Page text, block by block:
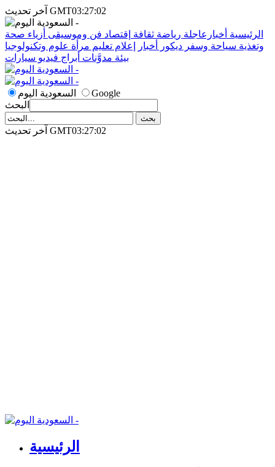
آخر تحديث GMT03:27:02
الرئيسية أخبارعاجلة رياضة ثقافة إقتصاد فن وموسيقى أزياء صحة
وتغذية سياحة وسفر ديكور أخبار إعلام تعليم مرأة علوم وتكنولوجيا
بيئة مدوَّنات أبراج فيديو سيارات
السعودية اليوم
Google
البحث
آخر تحديث GMT03:27:02
الرئيسية